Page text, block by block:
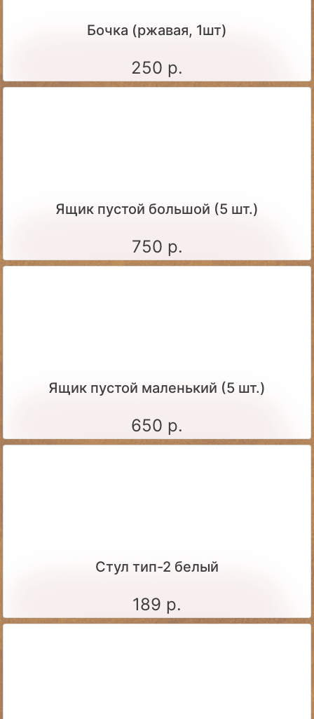
Бочка (ржавая, 1шт)
250 р.
Ящик пустой большой (5 шт.)
750 р.
Ящик пустой маленький (5 шт.)
650 р.
Стул тип-2 белый
189 р.